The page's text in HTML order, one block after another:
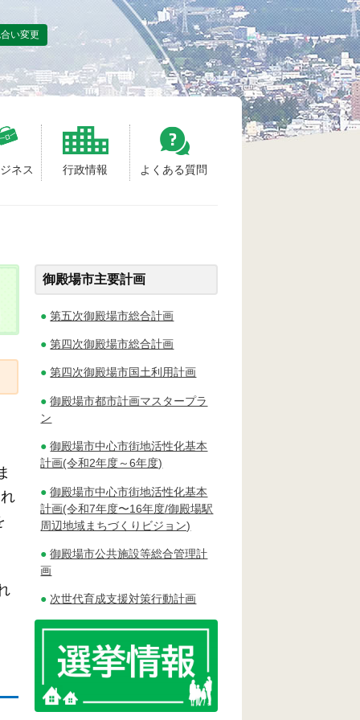
ネス 行政情報 よくある質問
い変更
御殿場市主要計画
第五次御殿場市総合計画
第四次御殿場市総合計画
第四次御殿場市国土利用計画
御殿場市都市計画マスタープラ
ン
御殿場市中心市街地活性化基本
計画(令和2年度～6年度)
御殿場市中心市街地活性化基本
計画(令和7年度〜16年度/御殿場駅
周辺地域まちづくりビジョン)
御殿場市公共施設等総合管理計
画
次世代育成支援対策行動計画